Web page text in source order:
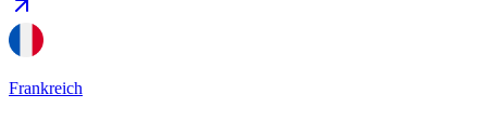
Frankreich